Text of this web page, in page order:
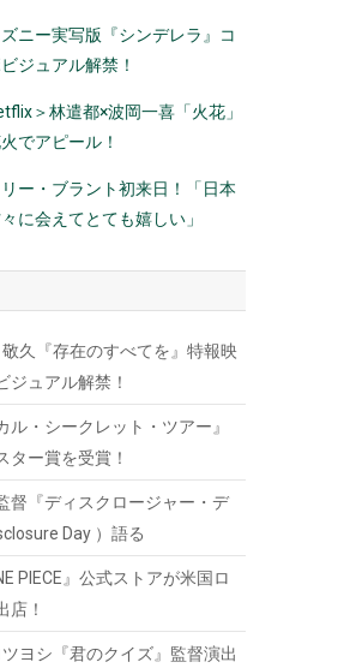
ニー実写版『シンデレラ』コ
ジュアル解禁！
＞林遣都×波岡一喜「火花」
でアピール！
ー・ブラント初来日！「日本
に会えてとても嬉しい」
久『存在のすべてを』特報映
ジュアル解禁！
ル・シークレット・ツアー』
ター賞を受賞！
督『ディスクロージャー・デ
Day ）語る
PIECE』公式ストアが米国ロ
店！
ヨシ『君のクイズ』監督演出